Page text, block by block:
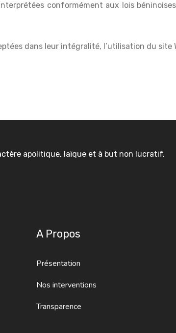
conformément aux lois
dans leur intégralité, l’utilisation du
apolitique, laïque et à but non lucratif.
A Propos
Présentation
Nos interventions
Transparence